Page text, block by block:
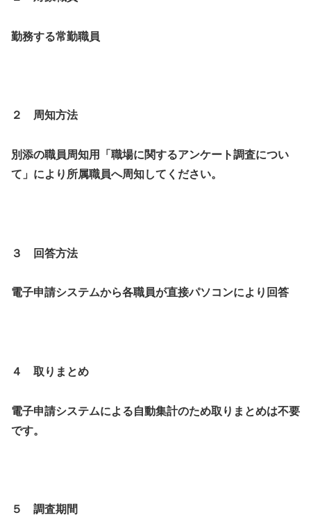
勤務する常勤職員
２ 周知方法
別添の職員周知用「職場に関するアンケート調査につい
て」により所属職員へ周知してください。
３ 回答方法
電子申請システムから各職員が直接パソコンにより回答
４ 取りまとめ
電子申請システムによる自動集計のため取りまとめは不要
です。
５ 調査期間